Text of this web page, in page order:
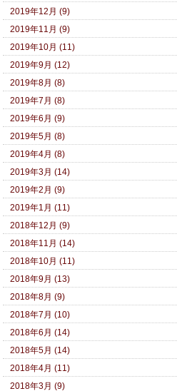
2019年12月 (9)
2019年11月 (9)
2019年10月 (11)
2019年9月 (12)
2019年8月 (8)
2019年7月 (8)
2019年6月 (9)
2019年5月 (8)
2019年4月 (8)
2019年3月 (14)
2019年2月 (9)
2019年1月 (11)
2018年12月 (9)
2018年11月 (14)
2018年10月 (11)
2018年9月 (13)
2018年8月 (9)
2018年7月 (10)
2018年6月 (14)
2018年5月 (14)
2018年4月 (11)
2018年3月 (9)